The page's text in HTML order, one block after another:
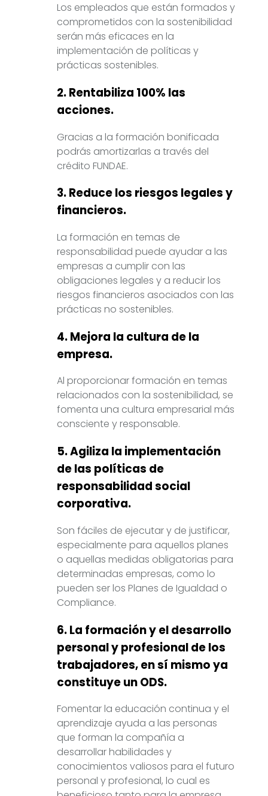
Los empleados que están formados y
comprometidos con la sostenibilidad
serán más eficaces en la
implementación de políticas y
prácticas sostenibles.
2. Rentabiliza 100% las
acciones.
Gracias a la formación bonificada
podrás amortizarlas a través del
crédito FUNDAE.
3. Reduce los riesgos legales y
financieros.
La formación en temas de
responsabilidad puede ayudar a las
empresas a cumplir con las
obligaciones legales y a reducir los
riesgos financieros asociados con las
prácticas no sostenibles.
4. Mejora la cultura de la
empresa.
Al proporcionar formación en temas
relacionados con la sostenibilidad, se
fomenta una cultura empresarial más
consciente y responsable.
5. Agiliza la implementación
de las políticas de
responsabilidad social
corporativa.
Son fáciles de ejecutar y de justificar,
especialmente para aquellos planes
o aquellas medidas obligatorias para
determinadas empresas, como lo
pueden ser los Planes de Igualdad o
Compliance.
6. La formación y el desarrollo
personal y profesional de los
trabajadores, en sí mismo ya
constituye un ODS.
Fomentar la educación continua y el
aprendizaje ayuda a las personas
que forman la compañía a
desarrollar habilidades y
conocimientos valiosos para el futuro
personal y profesional, lo cual es